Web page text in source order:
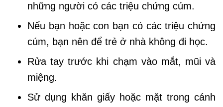
những người có các triệu chứng cúm.
Nếu bạn hoặc con bạn có các triệu chứng
cúm, bạn nên để trẻ ở nhà không đi học.
Rửa tay trước khi chạm vào mắt, mũi và
miệng.
Sử dụng khăn giấy hoặc mặt trong cánh